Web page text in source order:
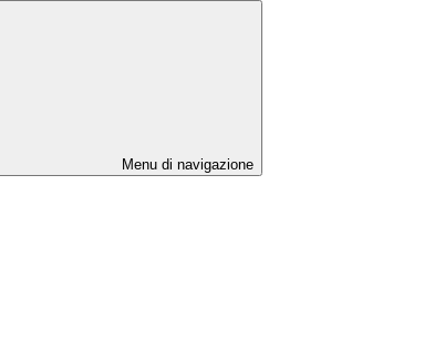
Menu di navigazione